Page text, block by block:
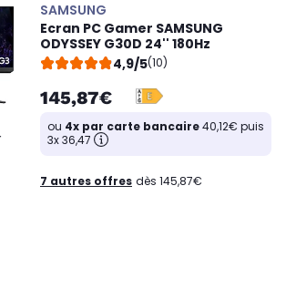
SAMSUNG
Ecran PC Gamer SAMSUNG
ODYSSEY G30D 24'' 180Hz
4,9/5(10)
145,87€
ou 4x par carte bancaire40,12€ puis
3x 36,47
7 autres offres dès 145,87€